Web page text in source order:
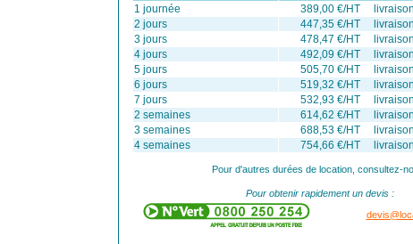
1 journée
389,00 €/HT
2 jours
447,35 €/HT
3 jours
478,47 €/HT
4 jours
492,09 €/HT
5 jours
505,70 €/HT
6 jours
519,32 €/HT
7 jours
532,93 €/HT
2 semaines
614,62 €/HT
3 semaines
688,53 €/HT
4 semaines
754,66 €/HT
Pour d'autres durées de location, consultez-
Pour obtenir rapidement un devis :